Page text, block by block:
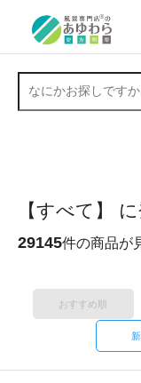
【すべて】
29145件の商品が
おすすめ順